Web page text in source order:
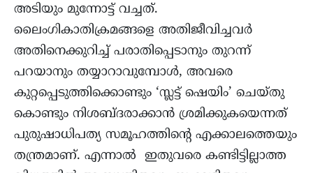
അടിയും മുന്നോട്ട് വച്ചത്.
ലൈംഗികാതിക്രമങ്ങളെ അതിജീവിച്ചവർ
അതിനെക്കുറിച്ച് പരാതിപ്പെടാനും തുറന്ന്
പറയാനും തയ്യാറാവുമ്പോൾ, അവരെ
കുറ്റപ്പെടുത്തിക്കൊണ്ടും ‘സ്ലട്ട് ഷെയിം’ ചെയ്തു
കൊണ്ടും നിശബ്ദരാക്കാൻ ശ്രമിക്കുകയെന്നത്
പുരുഷാധിപത്യ സമൂഹത്തിന്റെ എക്കാലത്തെയും
തന്ത്രമാണ്. എന്നാൽ ഇതുവരെ കണ്ടിട്ടില്ലാത്ത